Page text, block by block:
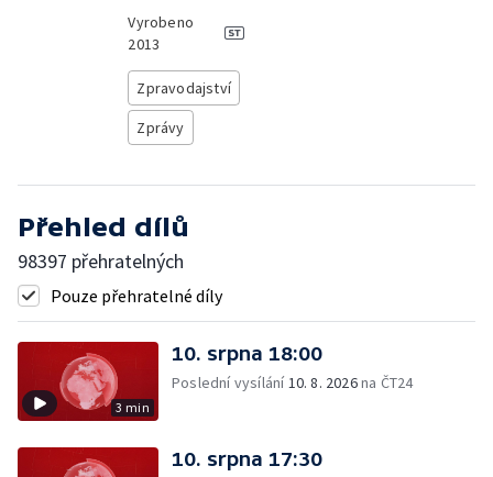
Vyrobeno
2013
Zpravodajství
Zprávy
Přehled dílů
98397 přehratelných
Pouze přehratelné díly
3 min
10. srpna 18:00
Poslední vysílání10. 8. 2026na ČT24
10. srpna 17:30